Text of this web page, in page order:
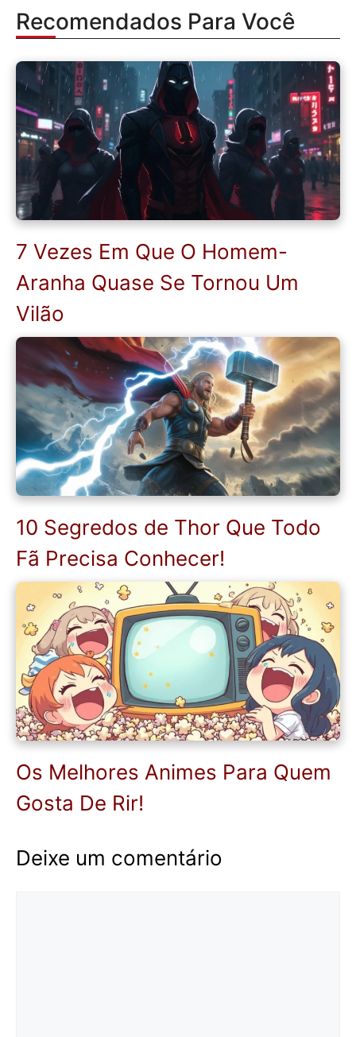
Recomendados Para Você
7 Vezes Em Que O Homem-
Aranha Quase Se Tornou Um
Vilão
10 Segredos de Thor Que Todo
Fã Precisa Conhecer!
Os Melhores Animes Para Quem
Gosta De Rir!
Deixe um comentário